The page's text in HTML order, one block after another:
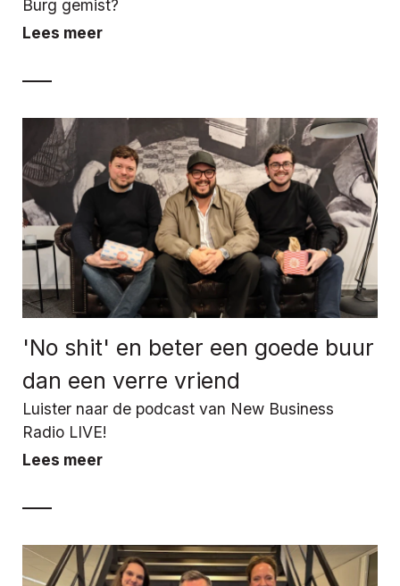
Burg gemist?
Lees meer
'No shit' en beter een goede buur
dan een verre vriend
Luister naar de podcast van New Business
Radio LIVE!
Lees meer